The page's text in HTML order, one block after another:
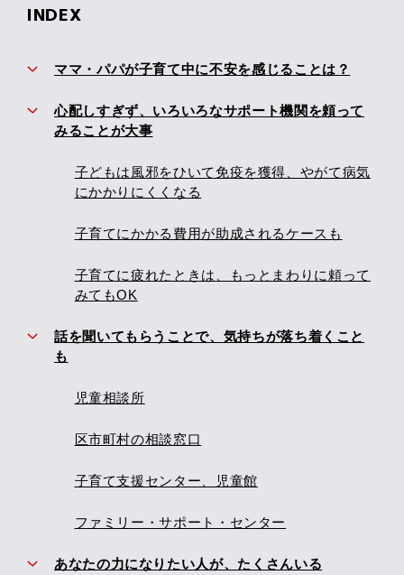
INDEX
ママ・パパが子育て中に不安を感じることは？
心配しすぎず、いろいろなサポート機関を頼って
みることが大事
子どもは風邪をひいて免疫を獲得、やがて病気
にかかりにくくなる
子育てにかかる費用が助成されるケースも
子育てに疲れたときは、もっとまわりに頼って
みてもOK
話を聞いてもらうことで、気持ちが落ち着くこと
も
児童相談所
区市町村の相談窓口
子育て支援センター、児童館
ファミリー・サポート・センター
あなたの力になりたい人が、たくさんいる